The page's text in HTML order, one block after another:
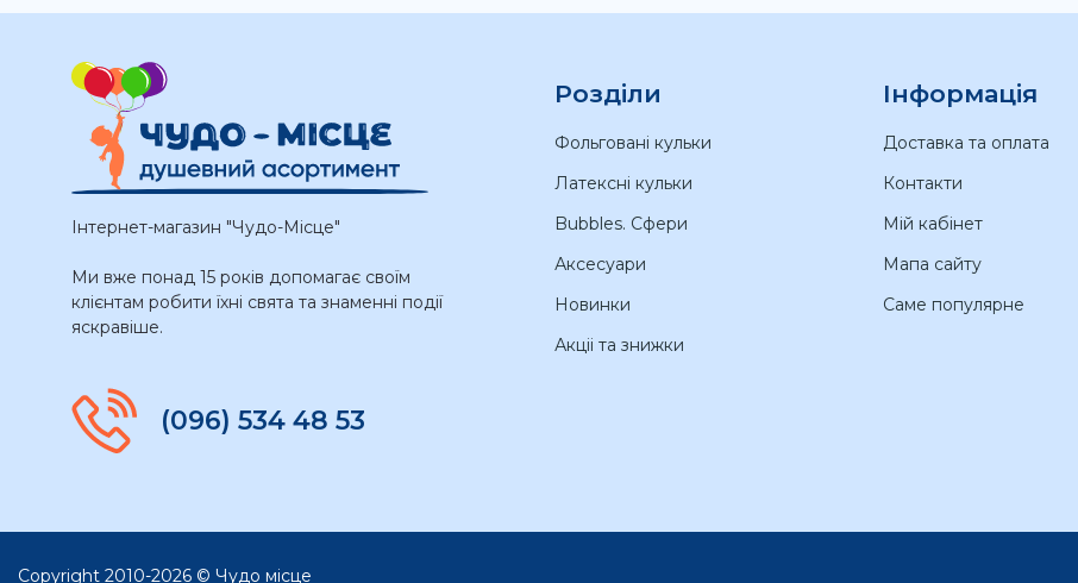
Інтернет-магазин "Чудо-Місце"
Ми вже понад 15 років допомагає своїм
клієнтам робити їхні свята та знаменні події
яскравіше.
(096) 534 48 53
Розділи
Фольговані кульки
Латексні кульки
Bubbles. Сфери
Аксесуари
Новинки
Акціі та знижки
Інформація
Доставка та оплата
Контакти
Мій кабінет
Мапа сайту
Саме популярне
Copyright 2010-2026 © Чудо місце